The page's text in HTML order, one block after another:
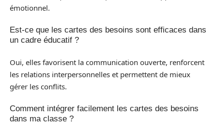
émotionnel.
Est-ce que les cartes des besoins sont efficaces dans
un cadre éducatif ?
Oui, elles favorisent la communication ouverte, renforcent
les relations interpersonnelles et permettent de mieux
gérer les conflits.
Comment intégrer facilement les cartes des besoins
dans ma classe ?